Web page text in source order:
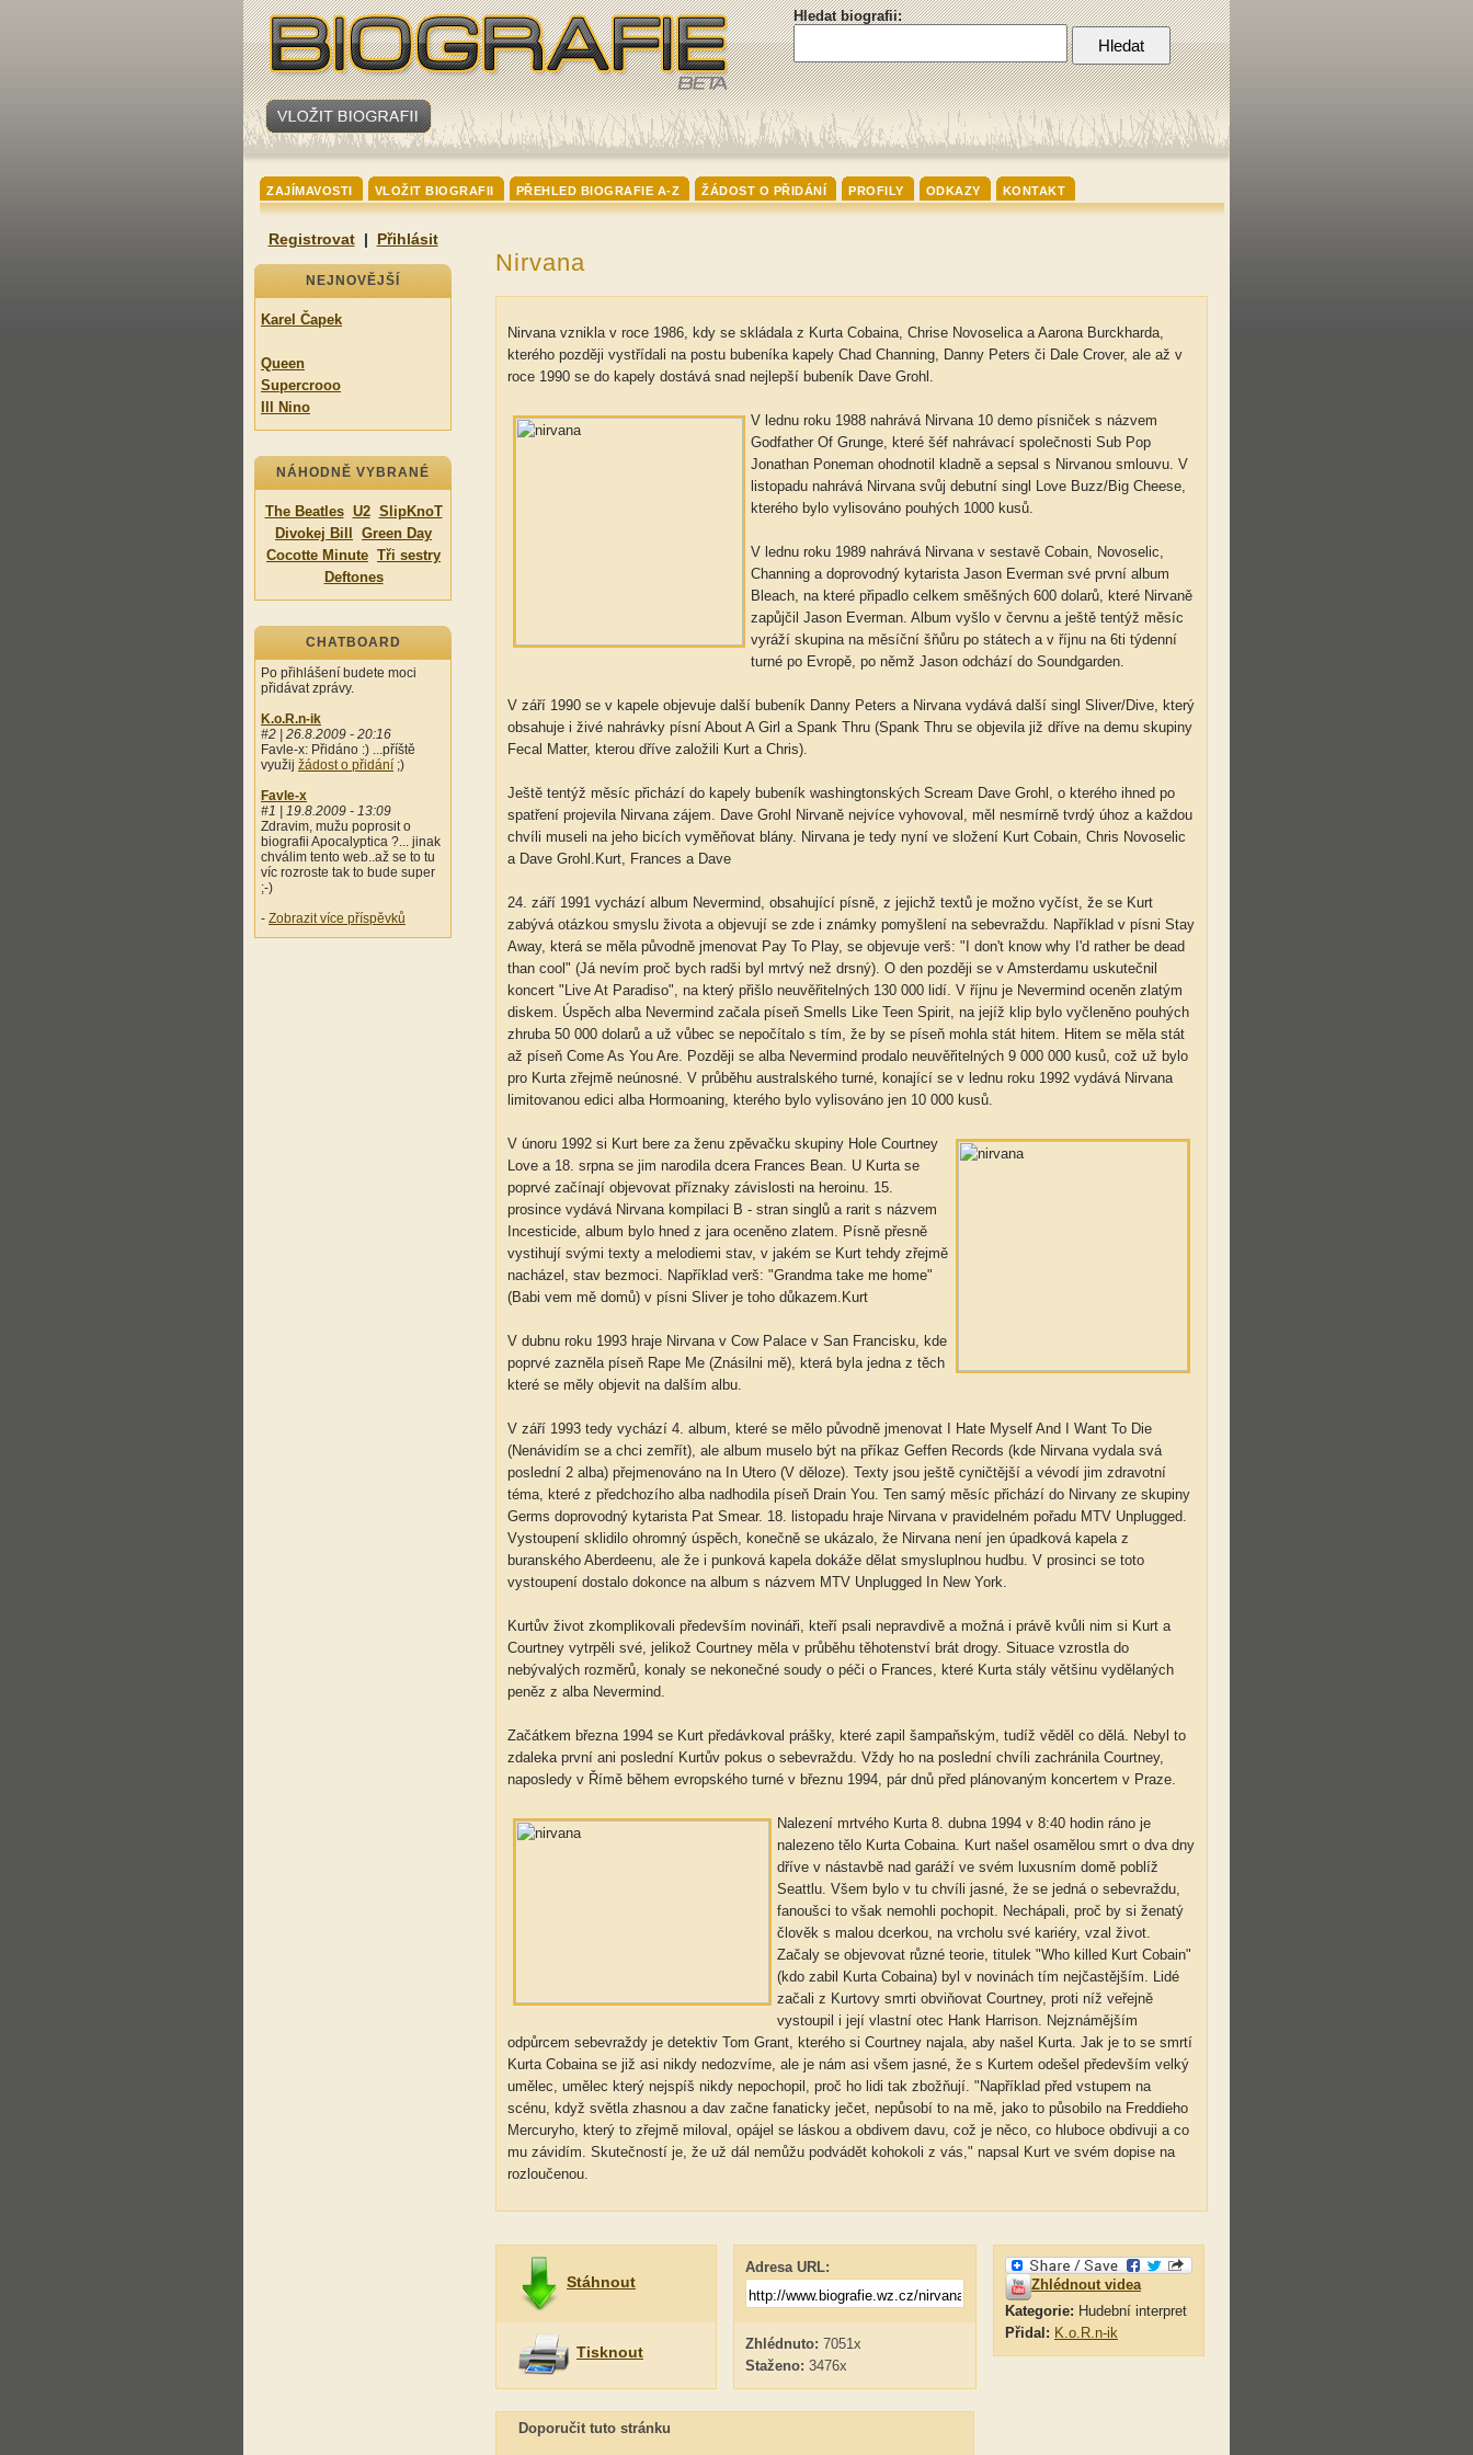
Hledat biografii:
ZAJÍMAVOSTI VLOŽIT BIOGRAFII PŘEHLED BIOGRAFIE A-Z ŽÁDOST O PŘIDÁNÍ PROFILY ODKAZY KONTAKT
Registrovat| Přihlásit
NEJNOVĚJŠÍ
Karel Čapek
Queen
Supercrooo
Ill Nino
NÁHODNĚ VYBRANÉ
The Beatles U2 SlipKnoT
Divokej Bill
Green Day
Cocotte Minute Tři sestry
Deftones
CHATBOARD
Po přihlášení budete moci
přidávat zprávy.
K.o.R.n-ik
#2 | 26.8.2009 - 20:16
Favle-x: Přidáno :) ...příště
využij žádost o přidání ;)
Favle-x
#1 | 19.8.2009 - 13:09
Zdravim, mužu poprosit o
biografii Apocalyptica ?... jinak
chválim tento web..až se to tu
víc rozroste tak to bude super
;-)
- Zobrazit více příspěvků
Nirvana
Nirvana vznikla v roce 1986, kdy se skládala z Kurta Cobaina, Chrise Novoselica a Aarona Burckharda,
kterého později vystřídali na postu bubeníka kapely Chad Channing, Danny Peters či Dale Crover, ale až v
roce 1990 se do kapely dostává snad nejlepší bubeník Dave Grohl.
V lednu roku 1988 nahrává Nirvana 10 demo písniček s názvem
Godfather Of Grunge, které šéf nahrávací společnosti Sub Pop
Jonathan Poneman ohodnotil kladně a sepsal s Nirvanou smlouvu. V
listopadu nahrává Nirvana svůj debutní singl Love Buzz/Big Cheese,
kterého bylo vylisováno pouhých 1000 kusů.
V lednu roku 1989 nahrává Nirvana v sestavě Cobain, Novoselic,
Channing a doprovodný kytarista Jason Everman své první album
Bleach, na které připadlo celkem směšných 600 dolarů, které Nirvaně
zapůjčil Jason Everman. Album vyšlo v červnu a ještě tentýž měsíc
vyráží skupina na měsíční šňůru po státech a v říjnu na 6ti týdenní
turné po Evropě, po němž Jason odchází do Soundgarden.
V září 1990 se v kapele objevuje další bubeník Danny Peters a Nirvana vydává další singl Sliver/Dive, který
obsahuje i živé nahrávky písní About A Girl a Spank Thru (Spank Thru se objevila již dříve na demu skupiny
Fecal Matter, kterou dříve založili Kurt a Chris).
Ještě tentýž měsíc přichází do kapely bubeník washingtonských Scream Dave Grohl, o kterého ihned po
spatření projevila Nirvana zájem. Dave Grohl Nirvaně nejvíce vyhovoval, měl nesmírně tvrdý úhoz a každou
chvíli museli na jeho bicích vyměňovat blány. Nirvana je tedy nyní ve složení Kurt Cobain, Chris Novoselic
a Dave Grohl.Kurt, Frances a Dave
24. září 1991 vychází album Nevermind, obsahující písně, z jejichž textů je možno vyčíst, že se Kurt
zabývá otázkou smyslu života a objevují se zde i známky pomyšlení na sebevraždu. Například v písni Stay
Away, která se měla původně jmenovat Pay To Play, se objevuje verš: "I don't know why I'd rather be dead
than cool" (Já nevím proč bych radši byl mrtvý než drsný). O den později se v Amsterdamu uskutečnil
koncert "Live At Paradiso", na který přišlo neuvěřitelných 130 000 lidí. V říjnu je Nevermind oceněn zlatým
diskem. Úspěch alba Nevermind začala píseň Smells Like Teen Spirit, na jejíž klip bylo vyčleněno pouhých
zhruba 50 000 dolarů a už vůbec se nepočítalo s tím, že by se píseň mohla stát hitem. Hitem se měla stát
až píseň Come As You Are. Později se alba Nevermind prodalo neuvěřitelných 9 000 000 kusů, což už bylo
pro Kurta zřejmě neúnosné. V průběhu australského turné, konající se v lednu roku 1992 vydává Nirvana
limitovanou edici alba Hormoaning, kterého bylo vylisováno jen 10 000 kusů.
V únoru 1992 si Kurt bere za ženu zpěvačku skupiny Hole Courtney
Love a 18. srpna se jim narodila dcera Frances Bean. U Kurta se
poprvé začínají objevovat příznaky závislosti na heroinu. 15.
prosince vydává Nirvana kompilaci B - stran singlů a rarit s názvem
Incesticide, album bylo hned z jara oceněno zlatem. Písně přesně
vystihují svými texty a melodiemi stav, v jakém se Kurt tehdy zřejmě
nacházel, stav bezmoci. Například verš: "Grandma take me home"
(Babi vem mě domů) v písni Sliver je toho důkazem.Kurt
V dubnu roku 1993 hraje Nirvana v Cow Palace v San Francisku, kde
poprvé zazněla píseň Rape Me (Znásilni mě), která byla jedna z těch
které se měly objevit na dalším albu.
V září 1993 tedy vychází 4. album, které se mělo původně jmenovat I Hate Myself And I Want To Die
(Nenávidím se a chci zemřít), ale album muselo být na příkaz Geffen Records (kde Nirvana vydala svá
poslední 2 alba) přejmenováno na In Utero (V děloze). Texty jsou ještě cyničtější a vévodí jim zdravotní
téma, které z předchozího alba nadhodila píseň Drain You. Ten samý měsíc přichází do Nirvany ze skupiny
Germs doprovodný kytarista Pat Smear. 18. listopadu hraje Nirvana v pravidelném pořadu MTV Unplugged.
Vystoupení sklidilo ohromný úspěch, konečně se ukázalo, že Nirvana není jen úpadková kapela z
buranského Aberdeenu, ale že i punková kapela dokáže dělat smysluplnou hudbu. V prosinci se toto
vystoupení dostalo dokonce na album s názvem MTV Unplugged In New York.
Kurtův život zkomplikovali především novináři, kteří psali nepravdivě a možná i právě kvůli nim si Kurt a
Courtney vytrpěli své, jelikož Courtney měla v průběhu těhotenství brát drogy. Situace vzrostla do
nebývalých rozměrů, konaly se nekonečné soudy o péči o Frances, které Kurta stály většinu vydělaných
peněz z alba Nevermind.
Začátkem března 1994 se Kurt předávkoval prášky, které zapil šampaňským, tudíž věděl co dělá. Nebyl to
zdaleka první ani poslední Kurtův pokus o sebevraždu. Vždy ho na poslední chvíli zachránila Courtney,
naposledy v Římě během evropského turné v březnu 1994, pár dnů před plánovaným koncertem v Praze.
Nalezení mrtvého Kurta 8. dubna 1994 v 8:40 hodin ráno je
nalezeno tělo Kurta Cobaina. Kurt našel osamělou smrt o dva dny
dříve v nástavbě nad garáží ve svém luxusním domě poblíž
Seattlu. Všem bylo v tu chvíli jasné, že se jedná o sebevraždu,
fanoušci to však nemohli pochopit. Nechápali, proč by si ženatý
člověk s malou dcerkou, na vrcholu své kariéry, vzal život.
Začaly se objevovat různé teorie, titulek "Who killed Kurt Cobain"
(kdo zabil Kurta Cobaina) byl v novinách tím nejčastějším. Lidé
začali z Kurtovy smrti obviňovat Courtney, proti níž veřejně
vystoupil i její vlastní otec Hank Harrison. Nejznámějším
odpůrcem sebevraždy je detektiv Tom Grant, kterého si Courtney najala, aby našel Kurta. Jak je to se smrtí
Kurta Cobaina se již asi nikdy nedozvíme, ale je nám asi všem jasné, že s Kurtem odešel především velký
umělec, umělec který nejspíš nikdy nepochopil, proč ho lidi tak zbožňují. "Například před vstupem na
scénu, když světla zhasnou a dav začne fanaticky ječet, nepůsobí to na mě, jako to působilo na Freddieho
Mercuryho, který to zřejmě miloval, opájel se láskou a obdivem davu, což je něco, co hluboce obdivuji a co
mu závidím. Skutečností je, že už dál nemůžu podvádět kohokoli z vás," napsal Kurt ve svém dopise na
rozloučenou.
Stáhnout
Tisknout
Adresa URL:
Zhlédnuto: 7051x
Staženo: 3476x
Zhlédnout videa
Kategorie: Hudební interpret
Přidal: K.o.R.n-ik
Doporučit tuto stránku